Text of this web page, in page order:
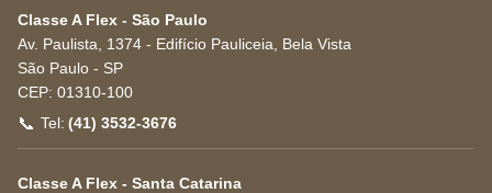
Classe A Flex - São Paulo
Av. Paulista, 1374 - Edifício Pauliceia, Bela Vista
São Paulo - SP
CEP: 01310-100
📞 Tel: (41) 3532-3676
Classe A Flex - Santa Catarina